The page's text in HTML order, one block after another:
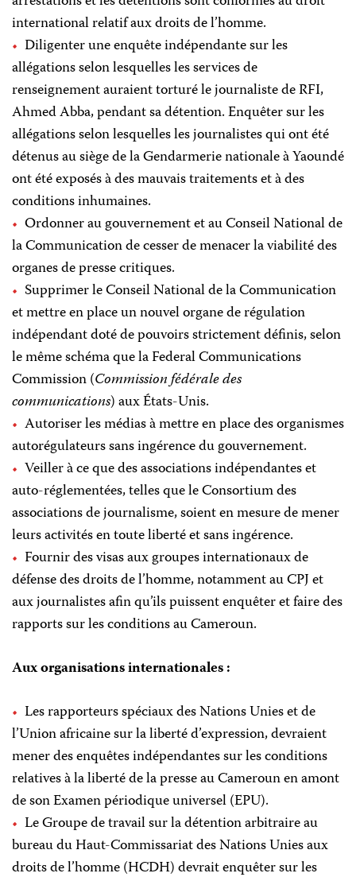
international relatif aux droits de l’homme.
Diligenter une enquête indépendante sur les
allégations selon lesquelles les services de
renseignement auraient torturé le journaliste de RFI,
Ahmed Abba, pendant sa détention. Enquêter sur les
allégations selon lesquelles les journalistes qui ont été
détenus au siège de la Gendarmerie nationale à Yaoundé
ont été exposés à des mauvais traitements et à des
conditions inhumaines.
Ordonner au gouvernement et au Conseil National de
la Communication de cesser de menacer la viabilité des
organes de presse critiques.
Supprimer le Conseil National de la Communication
et mettre en place un nouvel organe de régulation
indépendant doté de pouvoirs strictement définis, selon
le même schéma que la Federal Communications
Commission (Commission fédérale des
communications) aux États-Unis.
Autoriser les médias à mettre en place des organismes
autorégulateurs sans ingérence du gouvernement.
Veiller à ce que des associations indépendantes et
auto-réglementées, telles que le Consortium des
associations de journalisme, soient en mesure de mener
leurs activités en toute liberté et sans ingérence.
Fournir des visas aux groupes internationaux de
défense des droits de l’homme, notamment au CPJ et
aux journalistes afin qu’ils puissent enquêter et faire des
rapports sur les conditions au Cameroun.
Aux organisations internationales :
Les rapporteurs spéciaux des Nations Unies et de
l’Union africaine sur la liberté d’expression, devraient
mener des enquêtes indépendantes sur les conditions
relatives à la liberté de la presse au Cameroun en amont
de son Examen périodique universel (EPU).
Le Groupe de travail sur la détention arbitraire au
bureau du Haut-Commissariat des Nations Unies aux
droits de l’homme (HCDH) devrait enquêter sur les